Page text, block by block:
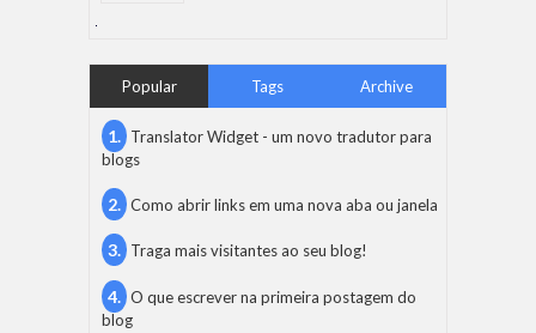
Popular Tags Archive
Translator Widget - um novo tradutor para
blogs
Como abrir links em uma nova aba ou janela
Traga mais visitantes ao seu blog!
O que escrever na primeira postagem do
blog